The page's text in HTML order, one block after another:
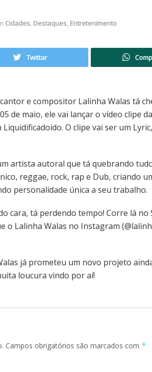
Cidades, Destaques, Entretenimento
Twittar
e compositor Lalinha Walas tá
de maio, ele vai lançar o vídeo clipe da
Liquidificadoido. O clipe vai ser um
artista autoral que tá quebrando
reggae, rock, rap e Dub, criando
personalidade única a seu trabalho.
cara, tá perdendo tempo! Corre lá no
o Lalinha Walas no Instagram
já prometeu um novo projeto
loucura vindo por aí!
Campos obrigatórios são marcados com *